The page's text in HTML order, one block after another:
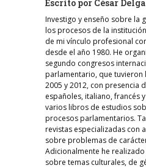
Escrito por César
Investigo y enseño sobre la
los procesos de la
de mi vínculo profesional
desde el año 1980. He
segundo congresos
parlamentario, que tuvieron
2005 y 2012, con presencia
españoles, italiano, francés
varios libros de estudios
procesos parlamentarios.
revistas especializadas con
sobre problemas de
Adicionalmente he
sobre temas culturales, de